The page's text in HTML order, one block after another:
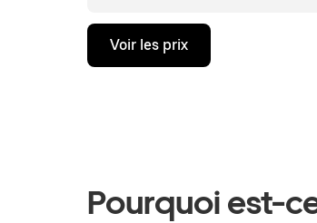
Voir les prix
Pourquoi est-